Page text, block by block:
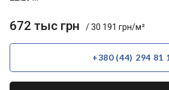
672 тыс грн / 30 191 грн/м²
+380 (44) 294 81